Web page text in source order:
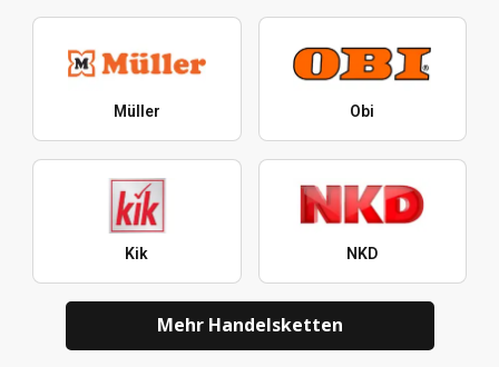
Müller Obi
Kik NKD
Mehr Handelsketten